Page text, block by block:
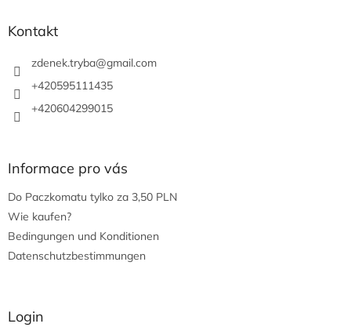
Kontakt
zdenek.tryba@gmail.com
+420595111435
+420604299015
Informace pro vás
Do Paczkomatu tylko za 3,50 PLN
Wie kaufen?
Bedingungen und Konditionen
Datenschutzbestimmungen
Login